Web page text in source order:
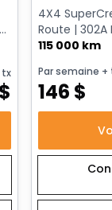
tx
$
4X4
Route | 302A
Remorquage
115 000 km
Par semaine +
146 $